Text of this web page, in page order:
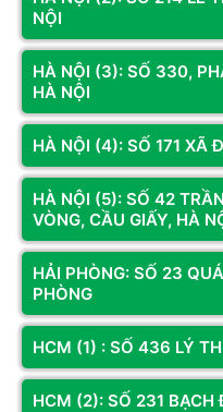
CƠ SỞ 1
Địa chỉ:
Số LK2A-17 Phố Nguyễn
Văn Trỗi, Hà Đông, Hà Nội
Hotline:098.236.8008 -
0339.69.8008
Bản đồ chỉ dẫn
KÊNH THÔNG TIN
Fanpage
NỘI
HÀ NỘI (3): SỐ 330,
HÀ NỘI
HÀ NỘI (4): SỐ 171 XÃ
HÀ NỘI (5): SỐ 42
VÒNG, CẦU GIẤY, HÀ
HẢI PHÒNG: SỐ 23
PHÒNG
HCM (1) : SỐ 436 LÝ
HCM (2): SỐ 231 BẠCH